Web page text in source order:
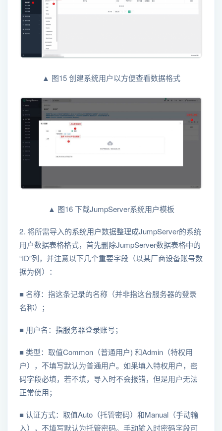
▲ 图15 创建系统用户以方便查看数据格式
▲ 图16 下载JumpServer系统用户模板
2. 将所需导入的系统用户数据整理成JumpServer的系统
用户数据表格格式，首先删除JumpServer数据表格中的
“ID”列，并注意以下几个重要字段（以某厂商设备账号数
据为例）：
■ 名称：指这条记录的名称（并非指这台服务器的登录
名称）；
■ 用户名：指服务器登录账号；
■ 类型：取值Common（普通用户) 和Admin（特权用
户），不填写默认为普通用户。如果填入特权用户，密
码字段必填，若不填，导入时不会报错，但是用户无法
正常使用；
■ 认证方式：取值Auto（托管密码）和Manual（手动输
入），不填写默认为托管密码。手动输入时密码字段可